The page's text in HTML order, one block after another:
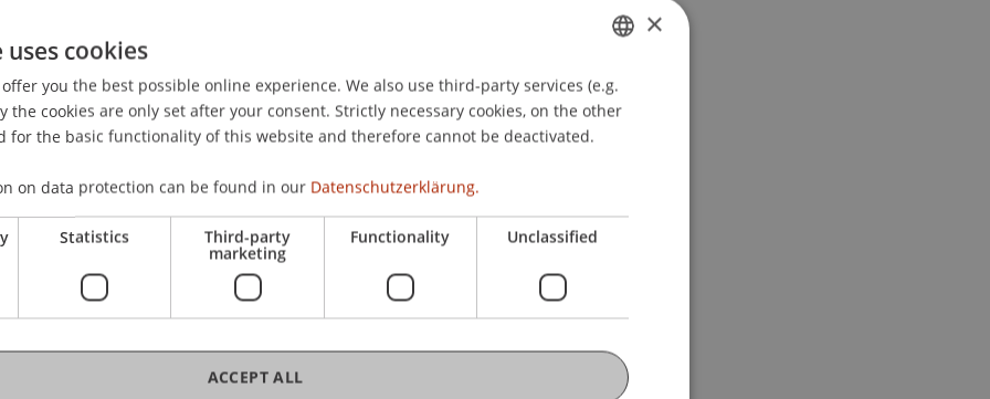
Umgang mit historischer
Haltung sichtbar zu machen.
Lernraum, der über die konkrete
Nuovo hinaus neue Perspektiven für andere
Strängen:
wird aus unterschiedlichen Perspektiven
zusammengeführt, das eine
ermöglicht.
auf diesen Analysen werden
die Aufwertung des Tezon Grande, des
entwickelt.
GERMAN
ENGLISH
×
cookies
you the best possible online experience. We also use third-party services (e.g.
the cookies are only set after your consent. Strictly necessary cookies, on the other
for the basic functionality of this website and therefore cannot be deactivated.
on data protection can be found in our Datenschutzerklärung.
Statistics Third-party
marketing
Functionality Unclassified
ACCEPT ALL